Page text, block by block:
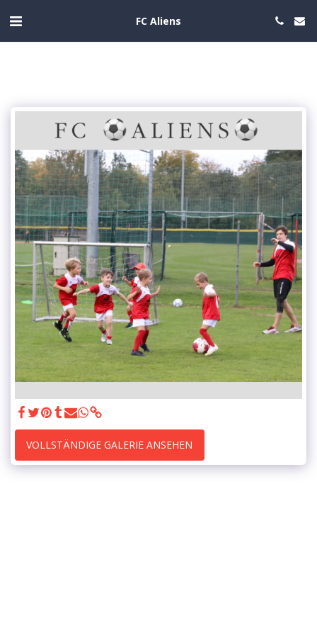
FC Aliens
VOLLSTÄNDIGE GALERIE ANSEHEN